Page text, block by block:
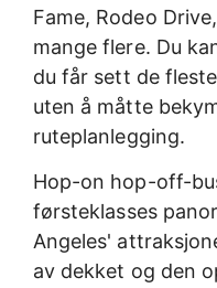
Fame, Rodeo
mange flere. Du
du får sett de
uten å måtte
ruteplanlegging.
Hop-on hop-off-
førsteklasses
Angeles'
av dekket og den